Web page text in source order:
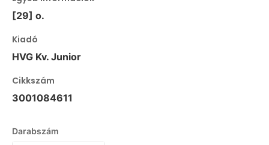
[29] o.
Kiadó
HVG Kv. Junior
Cikkszám
3001084611
Darabszám